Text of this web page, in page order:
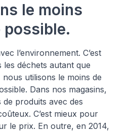
le moins
possible.
l’environnement. C’est
déchets autant que
utilisons le moins de
Dans nos magasins,
produits avec des
C’est mieux pour
le prix. En outre, en 2014,